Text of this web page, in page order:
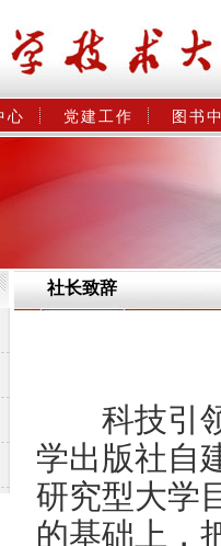
心 党建工作 图书
社长致辞
科技引领
学出版社自
研究型大学
的基础上，